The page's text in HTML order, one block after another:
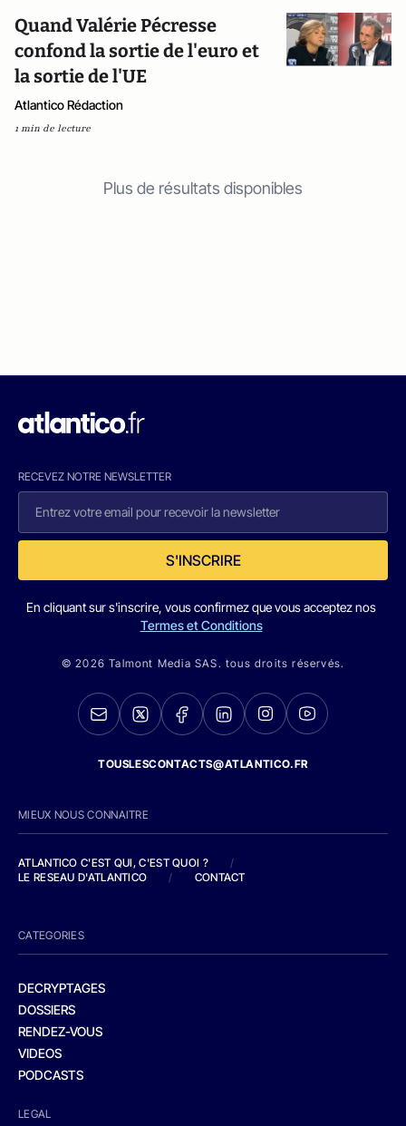
Quand Valérie Pécresse
confond la sortie de l'euro et
la sortie de l'UE
Atlantico Rédaction
1 min de lecture
Plus de résultats disponibles
RECEVEZ NOTRE NEWSLETTER
S'INSCRIRE
En cliquant sur s'inscrire, vous confirmez que vous acceptez nos
Termes et Conditions
© 2026 Talmont Media SAS. tous droits réservés.
TOUSLESCONTACTS@ATLANTICO.FR
MIEUX NOUS CONNAITRE
ATLANTICO C'EST QUI, C'EST QUOI ?
/
LE RESEAU D'ATLANTICO
/ CONTACT
CATEGORIES
DECRYPTAGES
DOSSIERS
RENDEZ-VOUS
VIDEOS
PODCASTS
LEGAL